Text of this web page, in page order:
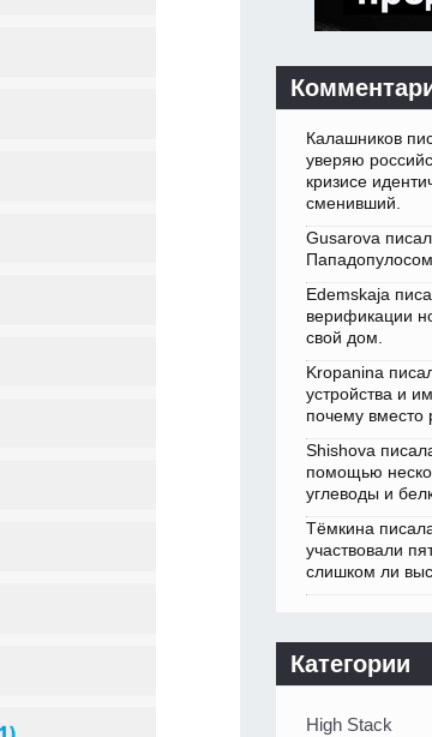
Калашников
уверяю
кризисе
сменивший.
Gusarova
Edemskaja
верификации
свой дом.
Kropanina
устройства и
почему вместо
Shishova
помощью
углеводы и
Тёмкина
участвовали
слишком ли
Категории
High Stack